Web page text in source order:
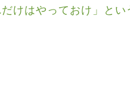
けはやっておけ」と